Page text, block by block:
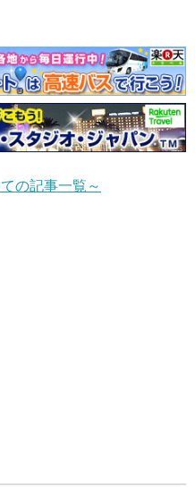
の記事一覧～